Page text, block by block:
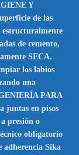
Y
de las
estructuralmente
de cemento,
SECA.
los labios
una
PARA
juntas en pisos
presión o
obligatorio
Sika